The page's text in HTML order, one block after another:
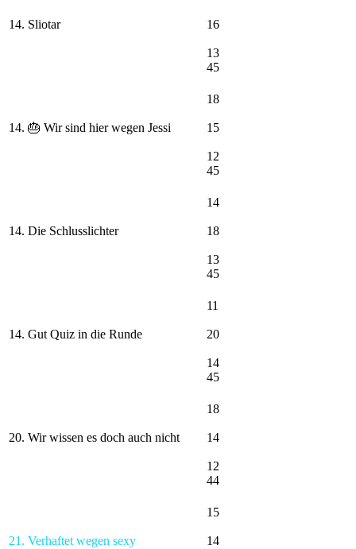
14. Sliotar 16
13
45
14. 🎂 Wir sind hier wegen Jessi
18
15
12
45
14. Die Schlusslichter
14
18
13
45
14. Gut Quiz in die Runde
11
20
14
45
20. Wir wissen es doch auch nicht
18
14
12
44
21. Verhaftet wegen sexy
15
14